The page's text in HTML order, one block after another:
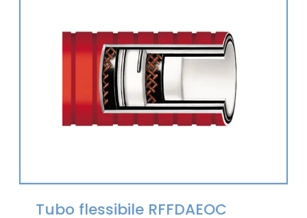
Tubo flessibile RFFDAEOC